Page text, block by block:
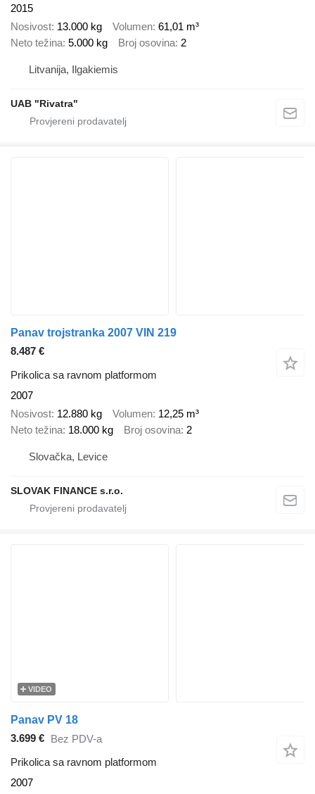
2015
Nosivost 13.000 kg Volumen 61,01 m³
Neto težina 5.000 kg Broj osovina 2
Litvanija, Ilgakiemis
UAB "Rivatra"
Panav trojstranka 2007 VIN 219
8.487 €
Prikolica sa ravnom platformom
2007
Nosivost 12.880 kg Volumen 12,25 m³
Neto težina 18.000 kg Broj osovina 2
Slovačka, Levice
SLOVAK FINANCE s.r.o.
VIDEO
Panav PV 18
3.699 € Bez PDV-a
Prikolica sa ravnom platformom
2007